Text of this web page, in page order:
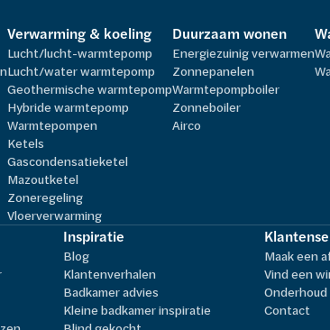
Verwarming & koeling
Lucht/lucht-warmtepomp
Lucht/water warmtepomp
Geothermische warmtepomp
Hybride warmtepomp
Warmtepompen
Ketels
Gascondensatieketel
Mazoutketel
Zoneregeling
Vloerverwarming
Duurzaam wonen
Energiezuinig verwarmen
Zonnepanelen
Warmtepompboiler
Zonneboiler
Airco
Inspiratie
Blog
Klantenverhalen
Badkamer advies
Kleine badkamer inspiratie
Maak een
Vind een
Contact